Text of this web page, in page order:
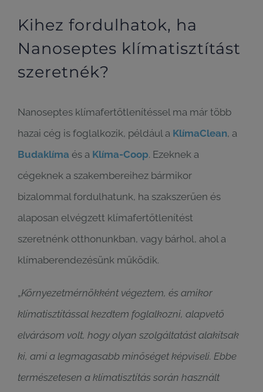
Kihez fordulhatok, ha
Nanoseptes klímatisztítást
szeretnék?
Nanoseptes klímafertőtlenítéssel ma már több
hazai cég is foglalkozik, például a KlímaClean, a
Budaklíma és a Klíma-Coop. Ezeknek a
cégeknek a szakembereihez bármikor
bizalommal fordulhatunk, ha szakszerűen és
alaposan elvégzett klímafertőtlenítést
szeretnénk otthonunkban, vagy bárhol, ahol a
klímaberendezésünk működik.
„Környezetmérnökként végeztem, és amikor
klímatisztítással kezdtem foglalkozni, alapvető
elvárásom volt, hogy olyan szolgáltatást alakítsak
ki, ami a legmagasabb minőséget képviseli. Ebbe
természetesen a klímatisztítás során használt